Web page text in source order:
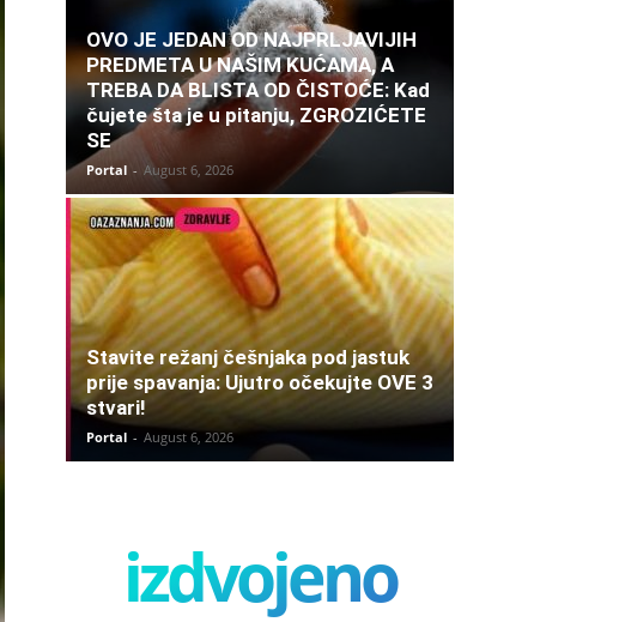
OVO JE JEDAN OD NAJPRLJAVIJIH
PREDMETA U NAŠIM KUĆAMA, A
TREBA DA BLISTA OD ČISTOĆE: Kad
čujete šta je u pitanju, ZGROZIĆETE
SE
Portal - August 6, 2026
Stavite režanj češnjaka pod jastuk
prije spavanja: Ujutro očekujte OVE 3
stvari!
Portal - August 6, 2026
izdvojeno